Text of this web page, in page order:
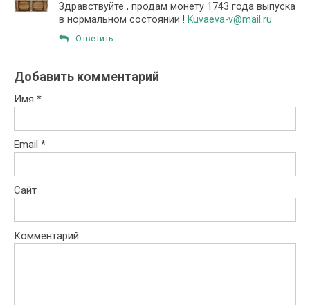
Здравствуйте , продам монету 1743 года выпуска
в нормальном состоянии ! Kuvaeva-v@mail.ru
Ответить
Добавить комментарий
Имя *
Email *
Сайт
Комментарий